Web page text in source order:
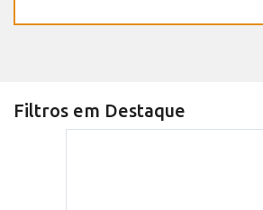
Filtros em Destaque